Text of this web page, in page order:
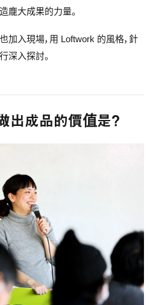
龐大成果的力量。
加入現場，用 Loftwork 的風格，針
深入探討。
出成品的價值是？